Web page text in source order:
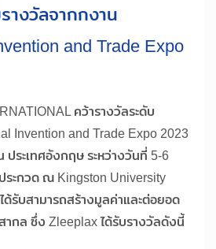
างวัลจากกงาน
and Trade Expo
คว้ารางวัลระดับ
Invention and Trade Expo 2023
ระเทศอังกฤษ ระหว่างวันที่ 5-6
ะกวด ณ Kingston University
ด้รับสามารถสร้างมูลค่าและต่อยอด
ากล ซึ่ง Zleeplax ได้รับรางวัลดังนี้